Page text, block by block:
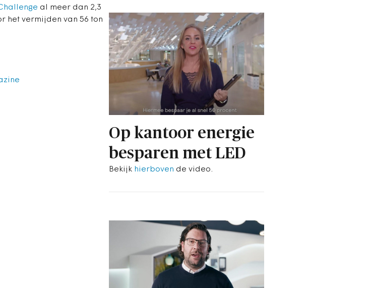
al meer dan 2,3
het vermijden van 56 ton
Op kantoor energie
besparen met LED
Bekijk hierboven de video.